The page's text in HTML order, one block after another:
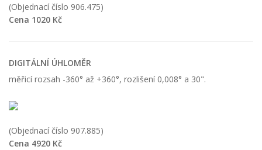
(Objednací číslo 906.475)
Cena 1020 Kč
DIGITÁLNÍ ÚHLOMĚR
měřicí rozsah -360° až +360°, rozlišení 0,008° a 30".
(Objednací číslo 907.885)
Cena 4920 Kč